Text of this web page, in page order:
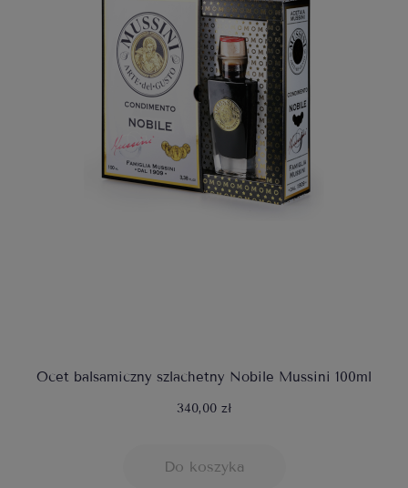
Ocet balsamiczny szlachetny Nobile Mussini 100ml
340,00 zł
Do koszyka